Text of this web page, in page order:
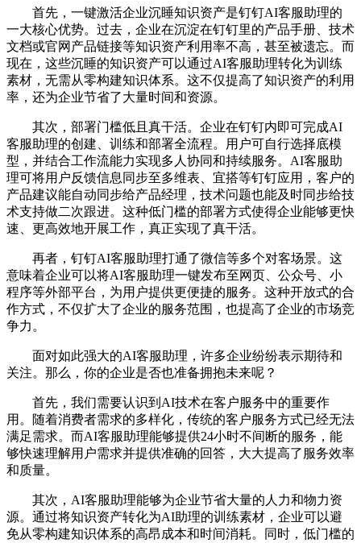
首先，一键激活企业沉睡知识资产是钉钉AI客服助理的
一大核心优势。过去，企业在沉淀在钉钉里的产品手册、技术
文档或官网产品链接等知识资产利用率不高，甚至被遗忘。而
现在，这些沉睡的知识资产可以通过AI客服助理转化为训练
素材，无需从零构建知识体系。这不仅提高了知识资产的利用
率，还为企业节省了大量时间和资源。
其次，部署门槛低且真干活。企业在钉钉内即可完成AI
客服助理的创建、训练和部署全流程。用户可自行选择底模
型，并结合工作流能力实现多人协同和持续服务。AI客服助
理可将用户反馈信息同步至多维表、宜搭等钉钉应用，客户的
产品建议能自动同步给产品经理，技术问题也能及时同步给技
术支持做二次跟进。这种低门槛的部署方式使得企业能够更快
速、更高效地开展工作，真正实现了真干活。
再者，钉钉AI客服助理打通了微信等多个对客场景。这
意味着企业可以将AI客服助理一键发布至网页、公众号、小
程序等外部平台，为用户提供更便捷的服务。这种开放式的合
作方式，不仅扩大了企业的服务范围，也提高了企业的市场竞
争力。
面对如此强大的AI客服助理，许多企业纷纷表示期待和
关注。那么，你的企业是否也准备拥抱未来呢？
首先，我们需要认识到AI技术在客户服务中的重要作
用。随着消费者需求的多样化，传统的客户服务方式已经无法
满足需求。而AI客服助理能够提供24小时不间断的服务，能
够快速理解用户需求并提供准确的回答，大大提高了服务效率
和质量。
其次，AI客服助理能够为企业节省大量的人力和物力资
源。通过将知识资产转化为AI助理的训练素材，企业可以避
免从零构建知识体系的高昂成本和时间消耗。同时，低门槛的